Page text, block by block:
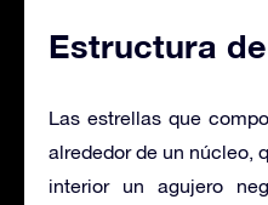
Estructura
Las estrellas que
alrededor de un núcleo,
interior un agujero